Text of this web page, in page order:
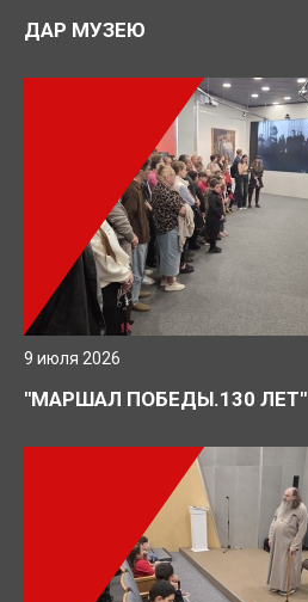
ДАР МУЗЕЮ
9 июля 2026
"МАРШАЛ ПОБЕДЫ.130 ЛЕТ"